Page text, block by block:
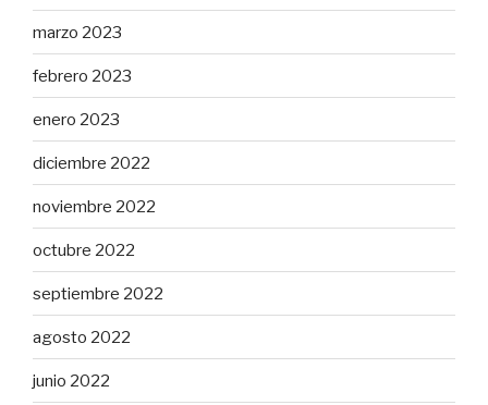
marzo 2023
febrero 2023
enero 2023
diciembre 2022
noviembre 2022
octubre 2022
septiembre 2022
agosto 2022
junio 2022